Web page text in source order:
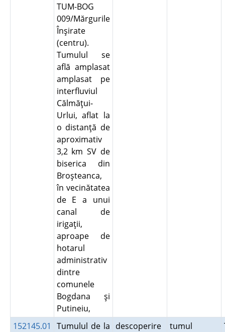
TUM-BOG
009/Mărgurile
Înşirate
(centru).
Tumulul se
află amplasat
amplasat pe
interfluviul
Călmăţui-
Urlui, aflat la
o distanţă de
aproximativ
3,2 km SV de
biserica din
Broşteanca,
în vecinătatea
de E a unui
canal de
irigaţii,
aproape de
hotarul
administrativ
dintre
comunele
Bogdana şi
Putineiu,
152145.01
Tumulul de la descoperire
tumul